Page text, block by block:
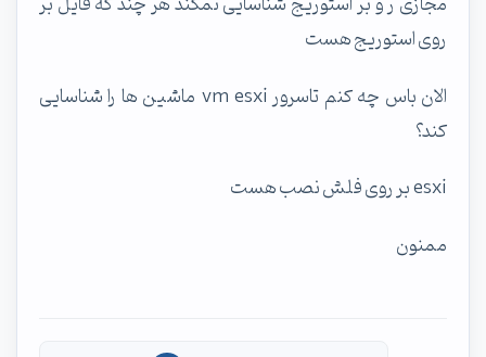
روی استوریج هست
الان باس چه کنم تاسرور vm esxi ماشین ها را شناسایی
کند؟
esxi بر روی فلش نصب هست
ممنون